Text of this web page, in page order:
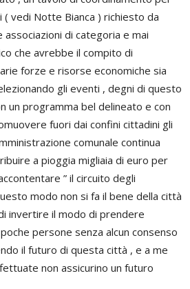
vedi Notte Bianca ) richiesto da
di categoria e mai
che avrebbe il compito di
forze e risorse economiche sia
gli eventi , degni di questo
un programma bel delineato e con
fuori dai confini cittadini gli
comunale continua
a pioggia migliaia di euro per
” il circuito degli
modo non si fa il bene della città
invertire il modo di prendere
persone senza alcun consenso
il futuro di questa città , e a me
non assicurino un futuro